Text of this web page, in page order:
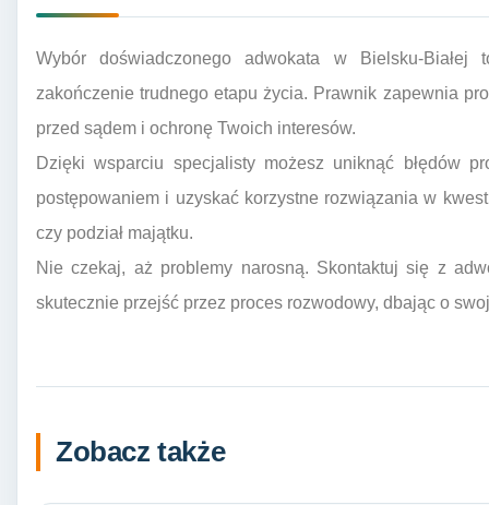
Wybór doświadczonego adwokata w Bielsku-
zakończenie trudnego etapu życia. Prawnik zapewnia
przed sądem i ochronę Twoich interesów.
Dzięki wsparciu specjalisty możesz uniknąć błędów
postępowaniem i uzyskać korzystne rozwiązania w
czy podział majątku.
Nie czekaj, aż problemy narosną. Skontaktuj się z
skutecznie przejść przez proces rozwodowy, dbając o
Zobacz także